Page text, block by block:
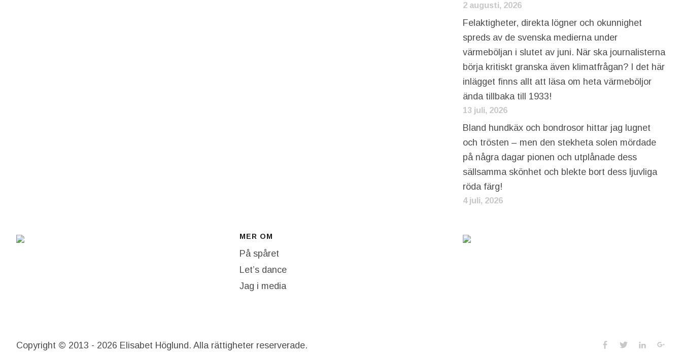
2 augusti, 2026
Felaktigheter, direkta lögner och okunnighet
spreds av de svenska medierna under
värmeböljan i slutet av juni. När ska journalisterna
börja kritiskt granska även klimatfrågan? I det här
inlägget finns allt att läsa om heta värmeböljor
ända tillbaka till 1933!
13 juli, 2026
Bland hundkäx och bondrosor hittar jag lugnet
och trösten – men den stekheta solen mördade
på några dagar pionen och utplånade dess
sällsamma skönhet och blekte bort dess ljuvliga
röda färg!
4 juli, 2026
MER OM
På spåret
Let’s dance
Jag i media
Social
Facebook
TwitterLinkedIn
Copyright © 2013 - 2026 Elisabet Höglund. Alla rättigheter reserverade.